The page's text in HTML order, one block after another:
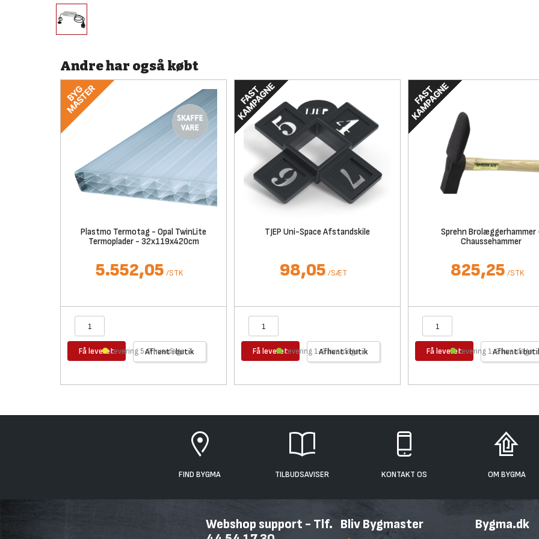
Andre har også købt
Plastmo Termotag - Opal TwinLite
Termoplader - 32x119x420cm
5.552,05 /STK
Få leveret Afhent i butik
Levering 5-7 hverdage
TJEP Uni-Space Afstandskile
98,05 /SÆT
Få leveret Afhent i butik
Levering 1-2 hverdage
Sprehn Brolæggerhammer
Chaussehammer
825,25 /STK
Få leveret Afhent i
Levering 1-2 hverdage
FIND BYGMA TILBUDSAVISER KONTAKT OS OM BYGMA
Webshop support - Tlf. Bliv Bygmaster Bygma.dk